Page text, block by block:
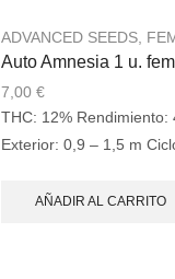
ADVANCED SEEDS
Auto Amnesia 1 u.
7,00 €
THC: 12%
Exterior: 0,9 – 1,5 m
AÑADIR AL CARRITO